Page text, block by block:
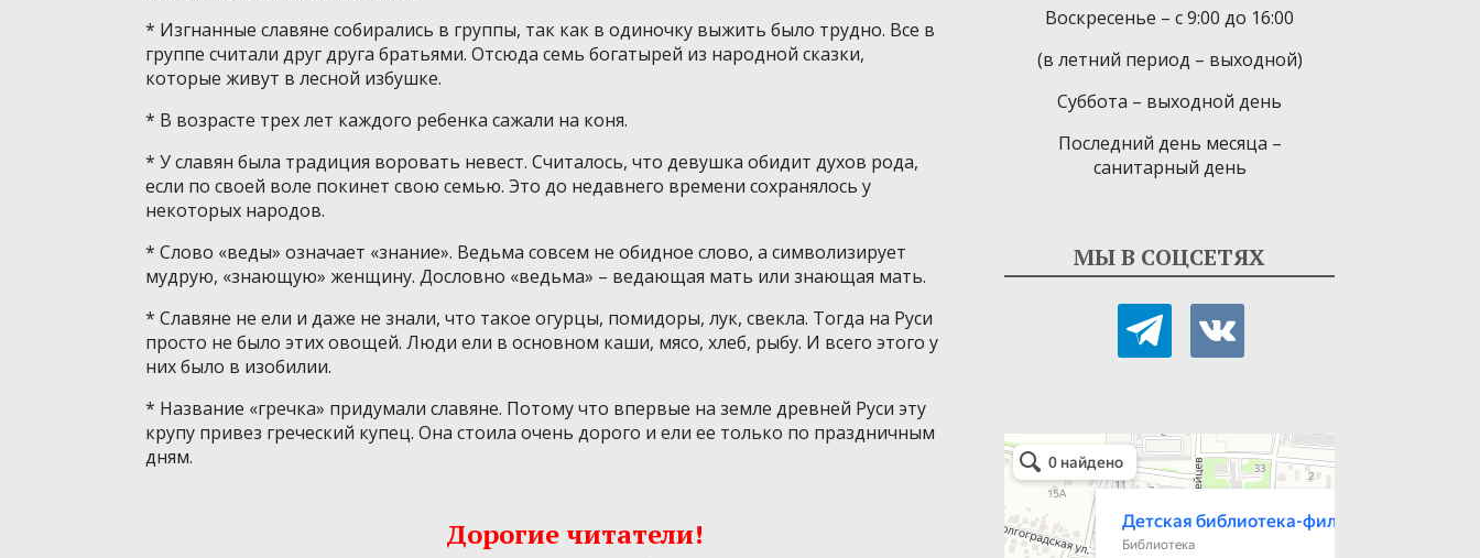
* Изгнанные славяне собирались в группы, так как в одиночку выжить было трудно. Все в
группе считали друг друга братьями. Отсюда семь богатырей из народной сказки,
которые живут в лесной избушке.
* В возрасте трех лет каждого ребенка сажали на коня.
* У славян была традиция воровать невест. Считалось, что девушка обидит духов рода,
если по своей воле покинет свою семью. Это до недавнего времени сохранялось у
некоторых народов.
* Слово «веды» означает «знание». Ведьма совсем не обидное слово, а символизирует
мудрую, «знающую» женщину. Дословно «ведьма» – ведающая мать или знающая мать.
* Славяне не ели и даже не знали, что такое огурцы, помидоры, лук, свекла. Тогда на Руси
просто не было этих овощей. Люди ели в основном каши, мясо, хлеб, рыбу. И всего этого у
них было в изобилии.
* Название «гречка» придумали славяне. Потому что впервые на земле древней Руси эту
крупу привез греческий купец. Она стоила очень дорого и ели ее только по праздничным
дням.
Дорогие читатели!
Воскресенье – с 9:00 до 16:00
(в летний период – выходной)
Суббота – выходной день
Последний день месяца –
санитарный день
МЫ В СОЦСЕТЯХ
telegram vkontakte
Детская библиотека-филиал № 9
Библиотека в Севастополе